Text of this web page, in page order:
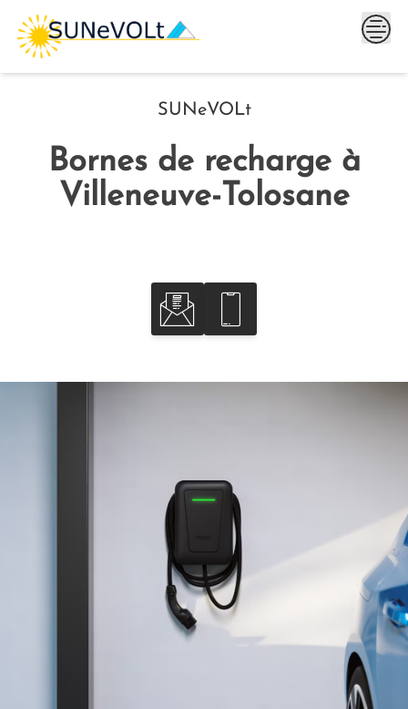
Skip
content
SUNeVOLt
Bornes de recharge à
Villeneuve-Tolosane